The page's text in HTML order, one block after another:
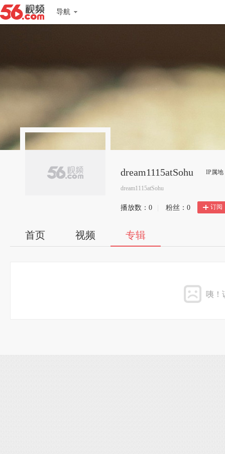
导航
dream1115atSohu IP属地
dream1115atSohu
播放数： 0 粉丝： 0 订阅
首页 视频 专辑
咦！